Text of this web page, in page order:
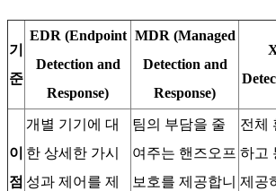
기
준
EDR (Endpoint
Detection and
Response)
MDR (Managed
Detection and
Response)
이
점
개별 기기에 대
한 상세한 가시
성과 제어를 제
팀의 부담을 줄
여주는 핸즈오프
보호를 제공합니
전체
하고
제공